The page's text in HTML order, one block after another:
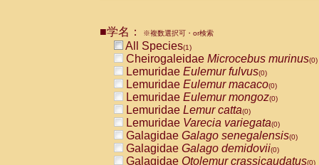
CebidaeCebus nigrivittatus
CebidaeCebus
CebidaeSaimiri boliviensis(0)
CebidaeSaimiri sciureus(0)
AtelidaeAlouatta caraya(0)
AtelidaeAlouatta fusca(0)
AtelidaeAlouatta seniculus
AtelidaeAlouattaspp.(0)
AtelidaeAteles belzebuth(0)
AtelidaeAteles geoffroyi(0)
AtelidaeAteles paniscus(0)
■学名： ※複数選択可・or検索
All Species(1)
Cheirogaleidae Microcebus murinus(0)
Lemuridae Eulemur fulvus(0)
Lemuridae Eulemur macaco(0)
Lemuridae Eulemur mongoz(0)
Lemuridae Lemur catta(0)
Lemuridae Varecia variegata(0)
Galagidae Galago senegalensis(0)
Galagidae Galago demidovii(0)
Galagidae Otolemur crassicaudatus(0)